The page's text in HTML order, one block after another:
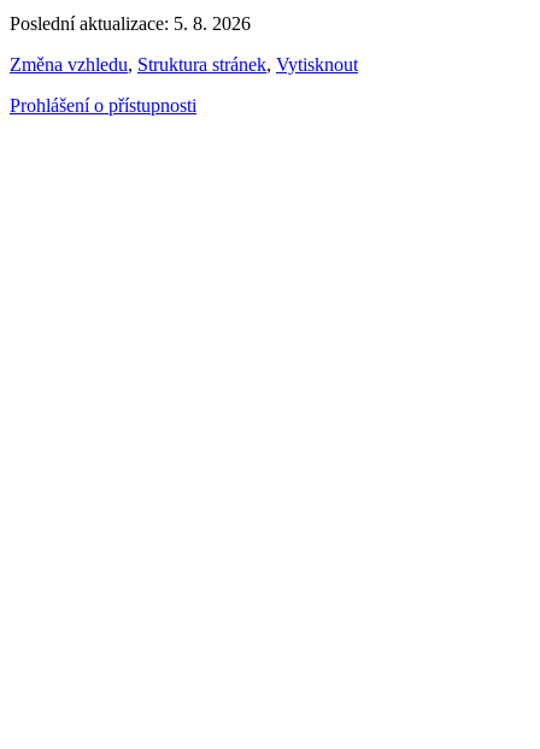
Poslední aktualizace: 5. 8. 2026
Změna vzhledu, Struktura stránek, Vytisknout
Prohlášení o přístupnosti